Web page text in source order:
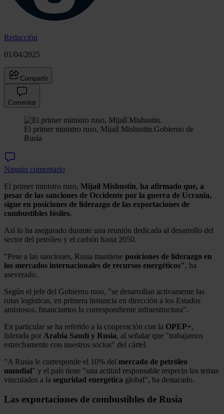
Redacción
01/04/2025
Compartir
Comentar
El primer ministro ruso, Mijaíl Mishustin.Gobierno de
Rusia
Ningún comentario
El primer ministro ruso, Mijaíl Mishustin, ha afirmado que, a
pesar de las sanciones de Occidente por la guerra de Ucrania,
sigue en posiciones de liderazgo de las exportaciones de
combustibles fósiles.
Así lo ha asegurado durante una reunión dedicada al desarrollo del
sector del petróleo y el carbón hasta 2050.
"Pese a las sanciones, Rusia mantiene posiciones de liderazgo en
los mercados internacionales de recursos energéticos", ha
aseverado.
Según el jefe del Gobierno ruso, "se desarrollan activamente las
rutas logísticas, en primera instancia en dirección a los Estados
amistosos, financiamos la correspondiente infraestructura".
En particular se ha referido a la cooperación con la OPEP+,
liderada por Arabia Saudí y Rusia, al señalar que "trabajamos
estrechamente con nuestros socios" del cártel.
"A Rusia le corresponde el 10% del mercado de petróleo
mundial" y el país tiene "una actitud responsable respecto los temas
vinculados a la seguridad energética global", ha destacado.
Las exportaciones de combustibles de Rusia